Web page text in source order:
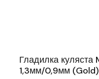
Гладилка куляста
1,3мм/0,9мм (Gold)